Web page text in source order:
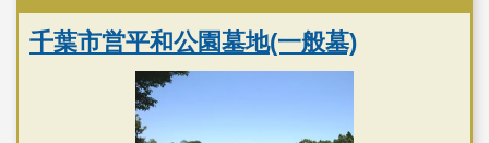
千葉市営平和公園墓地(一般墓)